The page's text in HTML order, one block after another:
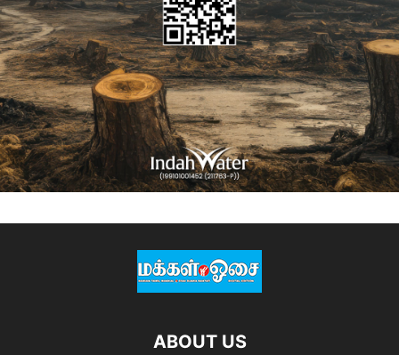
ABOUT US